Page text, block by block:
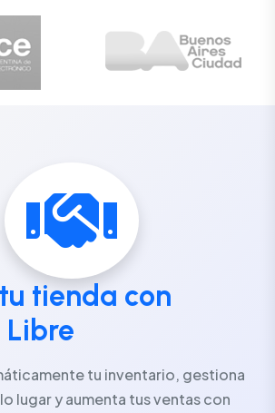
tienda con
tu inventario, gestiona
lugar y aumenta tus ventas con